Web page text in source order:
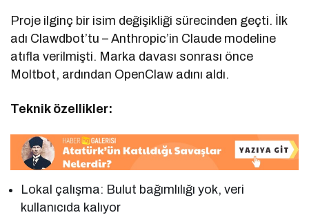
Proje ilginç bir isim değişikliği sürecinden geçti. İlk
adı Clawdbot’tu – Anthropic’in Claude modeline
atıfla verilmişti. Marka davası sonrası önce
Moltbot, ardından OpenClaw adını aldı.
Teknik özellikler:
Lokal çalışma: Bulut bağımlılığı yok, veri
kullanıcıda kalıyor